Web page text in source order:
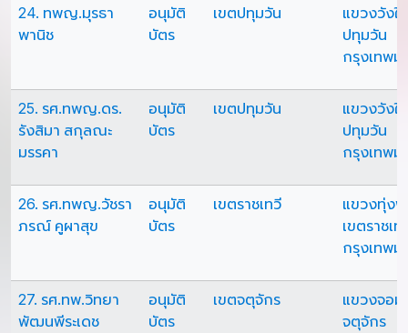
24. ทพญ.มุรธา
พานิช
อนุมัติ
บัตร
เขตปทุมวัน
แขวงวังใ
ปทุมวัน
กรุงเทพม
25. รศ.ทพญ.ดร.
รังสิมา สกุลณะ
มรรคา
อนุมัติ
บัตร
เขตปทุมวัน
แขวงวังใ
ปทุมวัน
กรุงเทพม
26. รศ.ทพญ.วัชรา
ภรณ์ คูผาสุข
อนุมัติ
บัตร
เขตราชเทวี
แขวงทุ่ง
เขตราชเท
กรุงเทพม
27. รศ.ทพ.วิทยา
พัฒนพีระเดช
อนุมัติ
บัตร
เขตจตุจักร
แขวงจอม
จตุจักร